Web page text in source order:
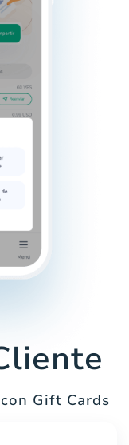
Gift Cards